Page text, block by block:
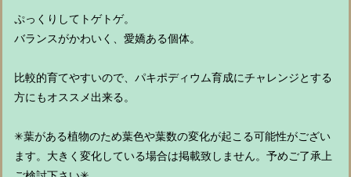
ぷっくりしてトゲトゲ。
バランスがかわいく、愛嬌ある個体。
比較的育てやすいので、パキポディウム育成にチャレンジとする
方にもオススメ出来る。
✳︎葉がある植物のため葉色や葉数の変化が起こる可能性がござい
ます。大きく変化している場合は掲載致しません。予めご了承上